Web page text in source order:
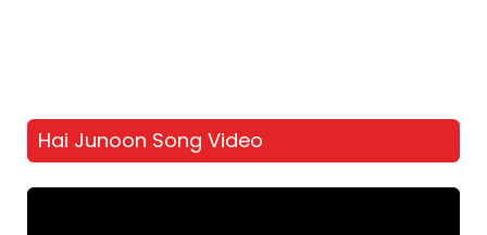
Hai Junoon Song Video